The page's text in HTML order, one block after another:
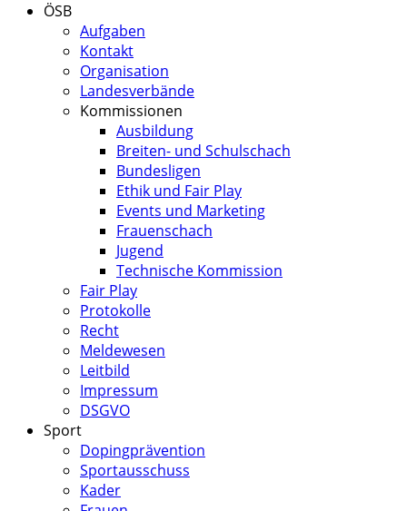
ÖSB
Aufgaben
Kontakt
Organisation
Landesverbände
Kommissionen
Ausbildung
Breiten- und Schulschach
Bundesligen
Ethik und Fair Play
Events und Marketing
Frauenschach
Jugend
Technische Kommission
Fair Play
Protokolle
Recht
Meldewesen
Leitbild
Impressum
DSGVO
Sport
Dopingprävention
Sportausschuss
Kader